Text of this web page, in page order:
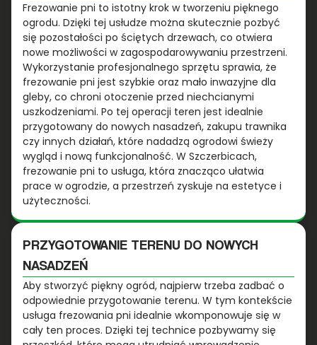
Frezowanie pni to istotny krok w tworzeniu pięknego
ogrodu. Dzięki tej usłudze można skutecznie pozbyć
się pozostałości po ściętych drzewach, co otwiera
nowe możliwości w zagospodarowywaniu przestrzeni.
Wykorzystanie profesjonalnego sprzętu sprawia, że
frezowanie pni jest szybkie oraz mało inwazyjne dla
gleby, co chroni otoczenie przed niechcianymi
uszkodzeniami. Po tej operacji teren jest idealnie
przygotowany do nowych nasadzeń, zakupu trawnika
czy innych działań, które nadadzą ogrodowi świeży
wygląd i nową funkcjonalność. W Szczerbicach,
frezowanie pni to usługa, która znacząco ułatwia
prace w ogrodzie, a przestrzeń zyskuje na estetyce i
użyteczności.
PRZYGOTOWANIE TERENU DO NOWYCH
NASADZEŃ
Aby stworzyć piękny ogród, najpierw trzeba zadbać o
odpowiednie przygotowanie terenu. W tym kontekście
usługa frezowania pni idealnie wkomponowuje się w
cały ten proces. Dzięki tej technice pozbywamy się